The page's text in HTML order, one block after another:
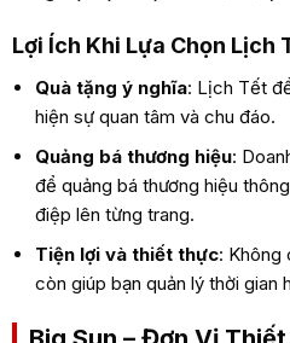
Lợi Ích Khi Lựa Chọn Lịch
Quà tặng ý nghĩa: Lịch Tết
hiện sự quan tâm và chu đáo.
Quảng bá thương hiệu:
để quảng bá thương hiệu
điệp lên từng trang.
Tiện lợi và thiết thực: Không
còn giúp bạn quản lý thời gian